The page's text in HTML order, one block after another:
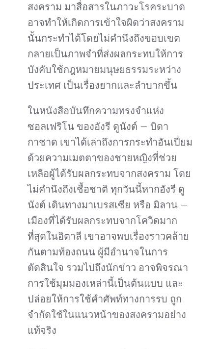
สงคราม มาสื่อสารในภาวะโรคระบาด
อาจทำให้เกิดการเข้าใจผิดว่าสงคราม
นั้นกระทำได้โดยไม่คำนึงถึงขอบเขต
กลายเป็นภาพจำที่ส่งผลกระทบให้การ
บังคับใช้กฎหมายมนุษยธรรมระหว่าง
ประเทศ เป็นเรื่องยากและลำบากขึ้น
ในหนังสือบันทึกความทรงจำแห่ง
ซอลเฟริโน ของอังรี ดูนังต์ – บิดา
กาชาด เขาได้เล่าถึงการกระทำอันเปี่ยม
ด้วยความเมตตาของชายหญิงที่ช่วย
เหลือผู้ได้รับผลกระทบจากสงคราม โดย
ไม่คำนึงถึงเชื้อชาติ ทุกวันนี้หากอังรี ดู
นังต์ เดินทางมาเบรสเซีย หรือ มิลาน –
เมืองที่ได้รับผลกระทบจากโควิดมาก
ที่สุดในอิตาลี เขาอาจพบเรื่องราวคล้าย
กันตามท้องถนน ผู้มีอำนาจในการ
ตัดสินใจ รวมไปถึงนักข่าว อาจพิจรณา
การใช้มุมมองเหล่านี้เป็นต้นแบบ และ
ปล่อยให้การใช้คำศัพท์ทางการรบ ถูก
จำกัดใช้ในแนวหน้าของสงครามอย่าง
แท้จริง